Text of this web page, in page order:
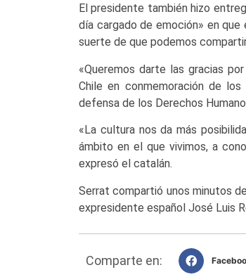
El presidente también hizo
día cargado de emoción» en
suerte de que podemos
«Queremos darte las gracias
Chile en conmemoración de
defensa de los Derechos
«La cultura nos da más
ámbito en el que vivimos, a
expresó el catalán.
Serrat compartió unos minutos
expresidente español José Luis
Comparte en: